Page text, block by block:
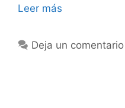
Leer más
Deja un comentario